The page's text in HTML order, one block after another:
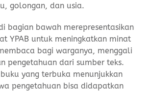
golongan, dan usia.
bagian bawah merepresentasikan
YPAB untuk meningkatkan minat
bagi warganya, menggali
pengetahuan dari sumber teks.
yang terbuka menunjukkan
pengetahuan bisa didapatkan